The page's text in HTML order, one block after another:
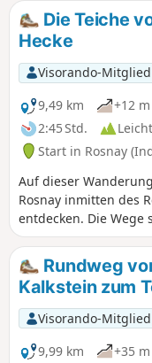
denen man unter
Abtei von Saint-
Landschaften der
Observatorium des
Chérine.
Die Teiche
Hecke
Visorando-Mitglied
9,49 km
+12 m
2:45 Std.
Leicht
Start in Rosnay
Auf dieser
Rosnay inmitten des
entdecken. Die Wege
dieser Region
Rundweg
Kalkstein zum
Visorando-Mitglied
9,99 km
+35 m